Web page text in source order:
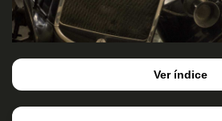
Ver índice